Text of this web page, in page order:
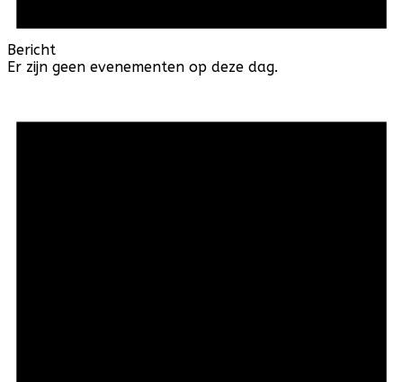
Bericht
Er zijn geen evenementen op deze dag.